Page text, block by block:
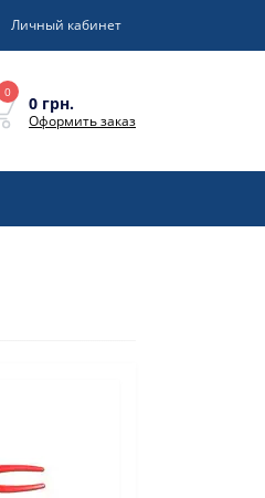
Личный кабинет
0
0 грн.
Оформить заказ